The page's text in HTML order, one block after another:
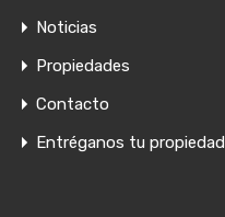
Noticias
Propiedades
Contacto
Entréganos tu propiedad